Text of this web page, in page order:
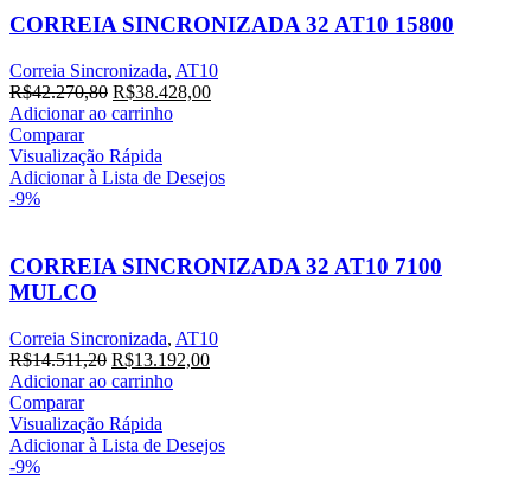
CORREIA SINCRONIZADA 32 AT10 15800
Correia Sincronizada, AT10
R$42.270,80 O
preço
era:
R$42.270,80.
R$38.428,00O
R$38.428,00.
Adicionar ao carrinho
Comparar
Visualização Rápida
Adicionar à Lista de Desejos
-9%
CORREIA SINCRONIZADA 32 AT10 7100
MULCO
Correia Sincronizada, AT10
R$14.511,20 O
preço
era:
R$14.511,20.
R$13.192,00O
R$13.192,00.
Adicionar ao carrinho
Comparar
Visualização Rápida
Adicionar à Lista de Desejos
-9%